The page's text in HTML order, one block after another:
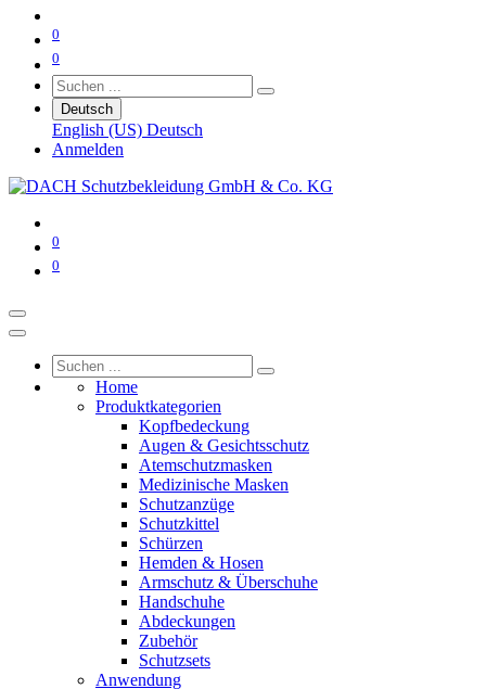
0
0
Deutsch
English (US) Deutsch
Anmelden
0
0
Home
Produktkategorien
Kopfbedeckung
Augen & Gesichtsschutz
Atemschutzmasken
Medizinische Masken
Schutzanzüge
Schutzkittel
Schürzen
Hemden & Hosen
Armschutz & Überschuhe
Handschuhe
Abdeckungen
Zubehör
Schutzsets
Anwendung